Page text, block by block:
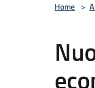
Home >